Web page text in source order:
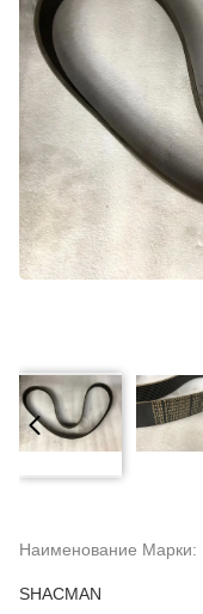
Наименование Марки:
SHACMAN